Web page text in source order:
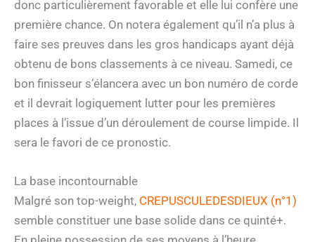
donc particulièrement favorable et elle lui confère une
première chance. On notera également qu’il n’a plus à
faire ses preuves dans les gros handicaps ayant déjà
obtenu de bons classements à ce niveau. Samedi, ce
bon finisseur s’élancera avec un bon numéro de corde
et il devrait logiquement lutter pour les premières
places à l’issue d’un déroulement de course limpide. Il
sera le favori de ce pronostic.
La base incontournable
Malgré son top-weight, CREPUSCULEDESDIEUX (n°1)
semble constituer une base solide dans ce quinté+.